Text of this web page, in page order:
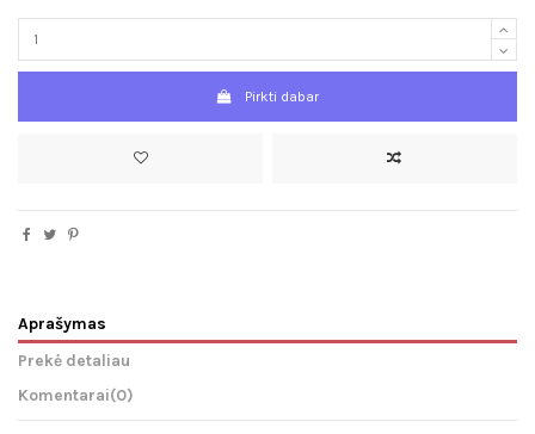
Pirkti dabar
Aprašymas
Prekė detaliau
Komentarai(0)